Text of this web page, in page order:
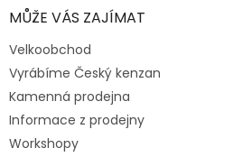
MŮŽE VÁS ZAJÍMAT
Velkoobchod
Vyrábíme Český kenzan
Kamenná prodejna
Informace z prodejny
Workshopy